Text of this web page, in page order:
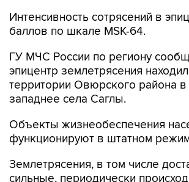
Интенсивность сотрясений в
баллов по шкале MSK-64.
ГУ МЧС России по региону
эпицентр землетрясения
территории Овюрского района
западнее села Саглы.
Объекты жизнеобеспечения
функционируют в штатном
Землетрясения, в том числе
сильные, периодически